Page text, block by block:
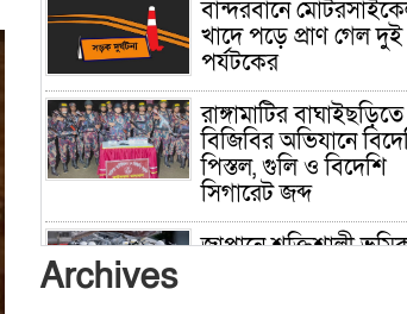
বান্দরবানে
খাদে পড়ে প্রাণ গেল দুই
পর্যটকের
রাঙ্গামাটির বাঘাইছড়িতে
বিজিবির অভিযানে
পিস্তল, গুলি ও বিদেশি
সিগারেট জব্দ
জাপানে শক্তিশালী
Archives